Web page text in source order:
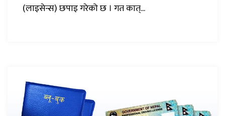
(लाइसेन्स) छपाइ गरेको छ । गत कात्...